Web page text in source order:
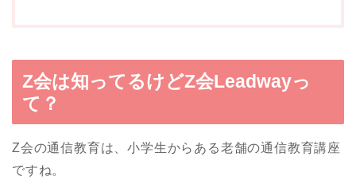
Z会は知ってるけどZ会Leadwayっ
て？
Z会の通信教育は、小学生からある老舗の通信教育講座
ですね。